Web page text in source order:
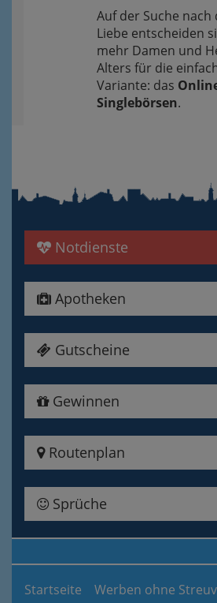
Auf der Suche
Liebe entscheiden
mehr Damen und
Alters für die
Variante: das
Singlebörsen.
Notdienste
Apotheken
Gutscheine
Gewinnen
Routenplan
Sprüche
Startseite Werben ohne